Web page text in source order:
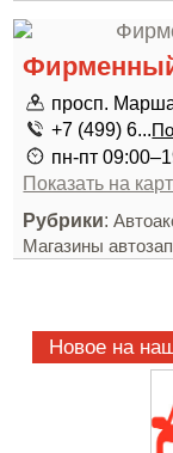
просп.
+7 (499) 6...
пн-пт
Показать на
Рубрики:
Магазины
Новое на